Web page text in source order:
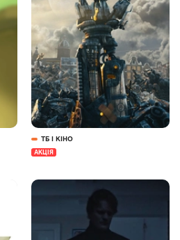
ТБ І КІНО
АКЦІЯ